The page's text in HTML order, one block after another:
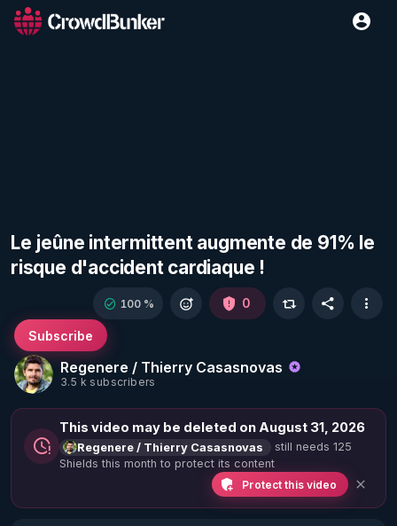
Le jeûne intermittent augmente de 91% le
risque d'accident cardiaque !
Regenere / Thierry Casasnovas
3.5 k subscribers
Subscribe
100 % 0
This video may be deleted on August 31, 2026
Regenere / Thierry Casasnovas
still needs 125
Shields this month to protect its content
Protect this video